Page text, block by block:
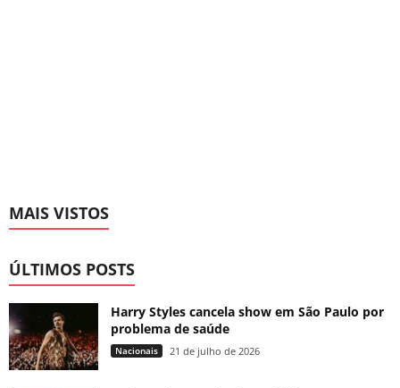
MAIS VISTOS
ÚLTIMOS POSTS
Harry Styles cancela show em São Paulo por
problema de saúde
Nacionais 21 de julho de 2026